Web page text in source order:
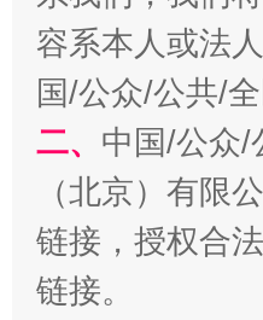
习近平的博鳌关键
容系本人或法
国/公众/公共/
二、 中国/公众/
（北京）有限
链接，授权合
链接。